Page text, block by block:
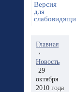
Версия
для
Главная
›
Новость
29
октября
2010 года